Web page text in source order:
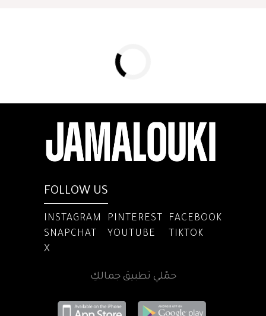
FOLLOW US
INSTAGRAM PINTEREST
FACEBOOK
SNAPCHAT
YOUTUBE
TIKTOK
X
حمّلي تطبيق جمالكِ